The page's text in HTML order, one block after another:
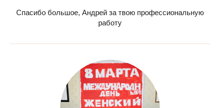
Спасибо большое, Андрей за твою профессиональную
работу